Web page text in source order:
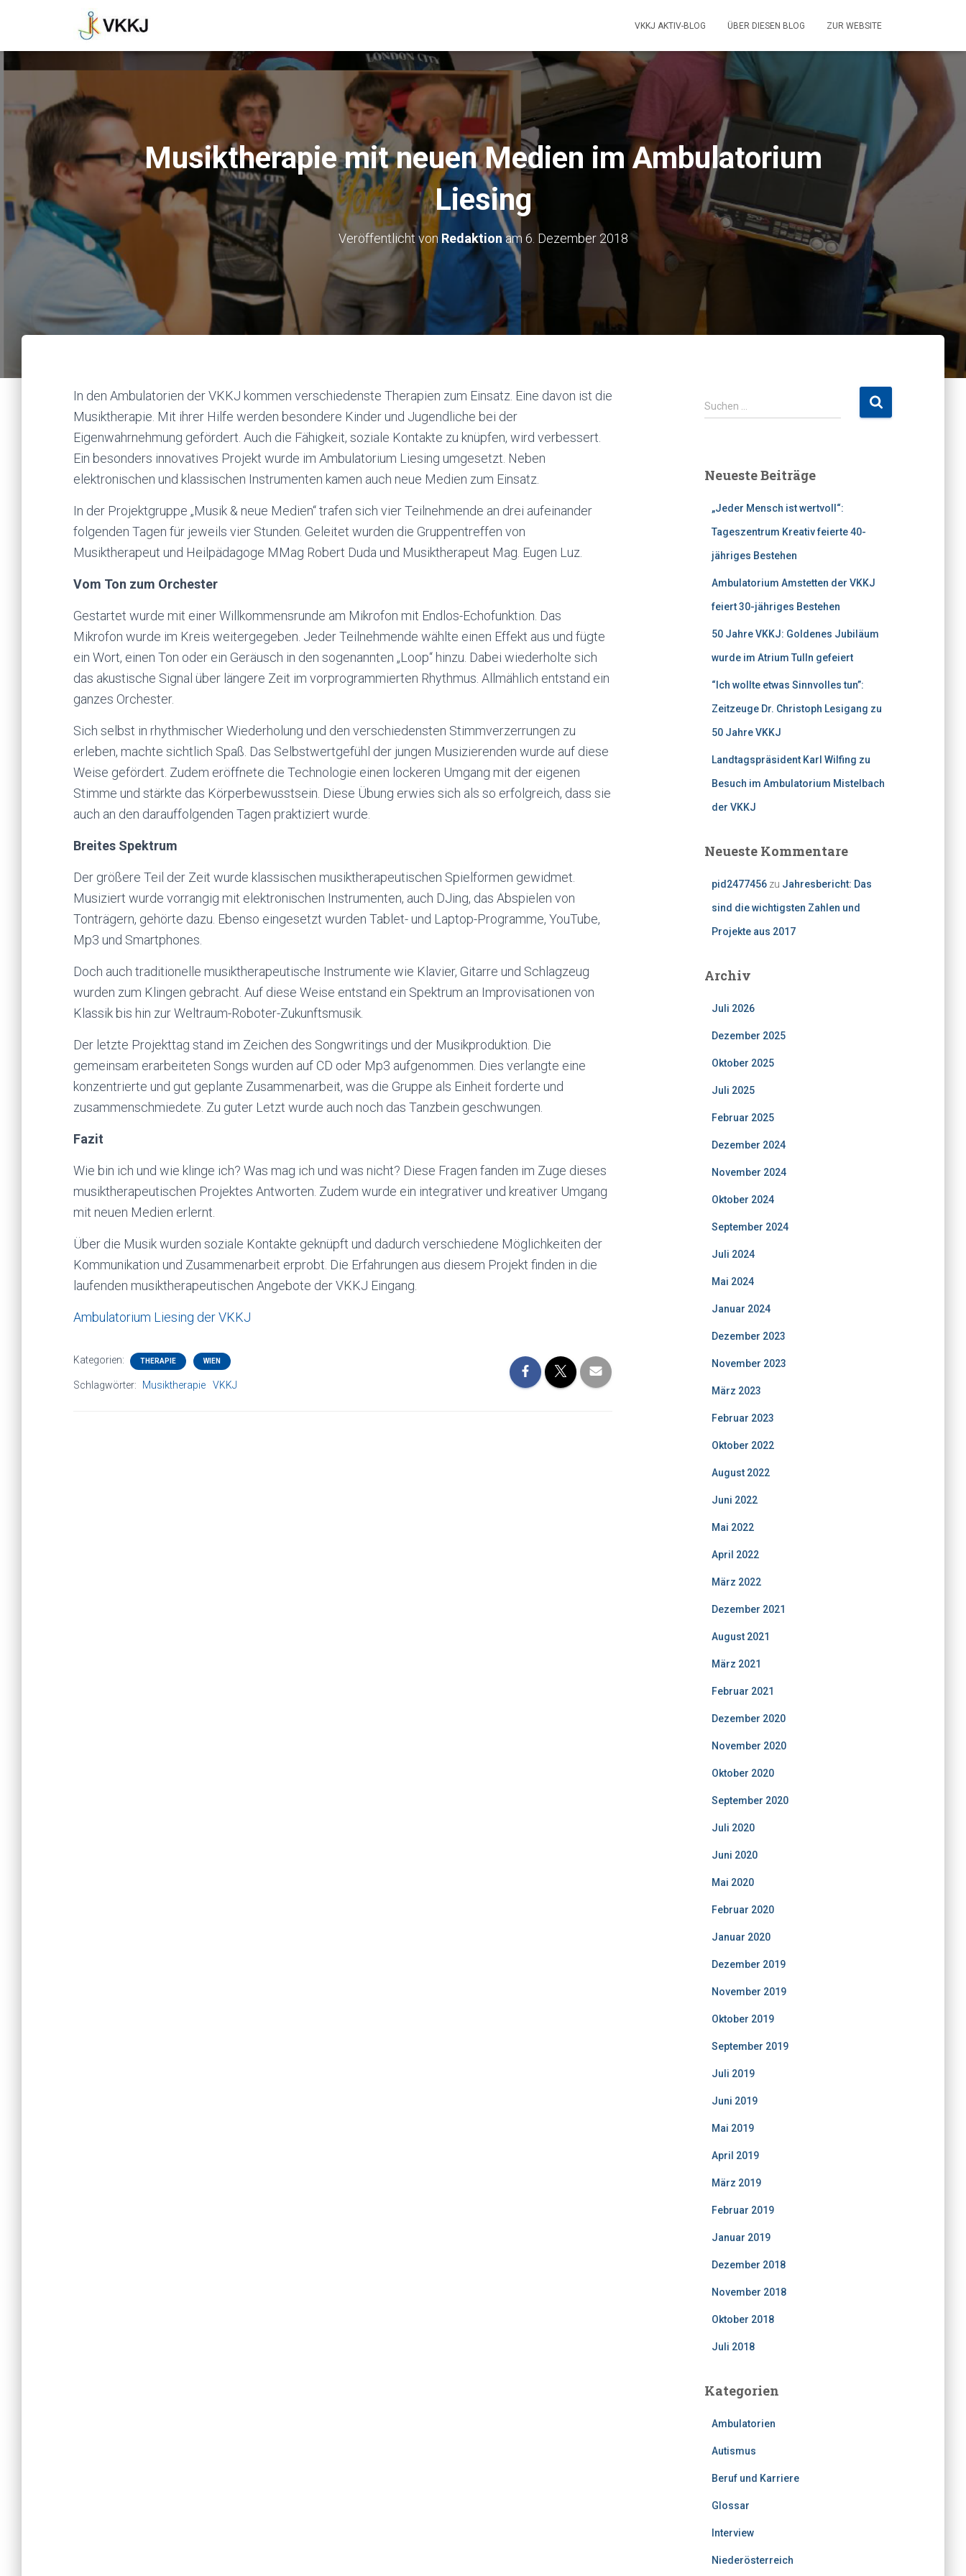
VKKJ AKTIV-BLOG ÜBER DIESEN BLOG ZUR WEBSITE
Musiktherapie mit neuen Medien im Ambulatorium
Liesing
Veröffentlicht vonRedaktionam 6. Dezember 2018
In den Ambulatorien der VKKJ kommen verschiedenste Therapien zum Einsatz. Eine davon ist die
Musiktherapie. Mit ihrer Hilfe werden besondere Kinder und Jugendliche bei der
Eigenwahrnehmung gefördert. Auch die Fähigkeit, soziale Kontakte zu knüpfen, wird verbessert.
Ein besonders innovatives Projekt wurde im Ambulatorium Liesing umgesetzt. Neben
elektronischen und klassischen Instrumenten kamen auch neue Medien zum Einsatz.
In der Projektgruppe „Musik & neue Medien“ trafen sich vier Teilnehmende an drei aufeinander
folgenden Tagen für jeweils vier Stunden. Geleitet wurden die Gruppentreffen von
Musiktherapeut und Heilpädagoge MMag Robert Duda und Musiktherapeut Mag. Eugen Luz.
Vom Ton zum Orchester
Gestartet wurde mit einer Willkommensrunde am Mikrofon mit Endlos-Echofunktion. Das
Mikrofon wurde im Kreis weitergegeben. Jeder Teilnehmende wählte einen Effekt aus und fügte
ein Wort, einen Ton oder ein Geräusch in den sogenannten „Loop“ hinzu. Dabei wiederholte sich
das akustische Signal über längere Zeit im vorprogrammierten Rhythmus. Allmählich entstand ein
ganzes Orchester.
Sich selbst in rhythmischer Wiederholung und den verschiedensten Stimmverzerrungen zu
erleben, machte sichtlich Spaß. Das Selbstwertgefühl der jungen Musizierenden wurde auf diese
Weise gefördert. Zudem eröffnete die Technologie einen lockeren Umgang mit der eigenen
Stimme und stärkte das Körperbewusstsein. Diese Übung erwies sich als so erfolgreich, dass sie
auch an den darauffolgenden Tagen praktiziert wurde.
Breites Spektrum
Der größere Teil der Zeit wurde klassischen musiktherapeutischen Spielformen gewidmet.
Musiziert wurde vorrangig mit elektronischen Instrumenten, auch DJing, das Abspielen von
Tonträgern, gehörte dazu. Ebenso eingesetzt wurden Tablet- und Laptop-Programme, YouTube,
Mp3 und Smartphones.
Doch auch traditionelle musiktherapeutische Instrumente wie Klavier, Gitarre und Schlagzeug
wurden zum Klingen gebracht. Auf diese Weise entstand ein Spektrum an Improvisationen von
Klassik bis hin zur Weltraum-Roboter-Zukunftsmusik.
Der letzte Projekttag stand im Zeichen des Songwritings und der Musikproduktion. Die
gemeinsam erarbeiteten Songs wurden auf CD oder Mp3 aufgenommen. Dies verlangte eine
konzentrierte und gut geplante Zusammenarbeit, was die Gruppe als Einheit forderte und
zusammenschmiedete. Zu guter Letzt wurde auch noch das Tanzbein geschwungen.
Fazit
Wie bin ich und wie klinge ich? Was mag ich und was nicht? Diese Fragen fanden im Zuge dieses
musiktherapeutischen Projektes Antworten. Zudem wurde ein integrativer und kreativer Umgang
mit neuen Medien erlernt.
Über die Musik wurden soziale Kontakte geknüpft und dadurch verschiedene Möglichkeiten der
Kommunikation und Zusammenarbeit erprobt. Die Erfahrungen aus diesem Projekt finden in die
laufenden musiktherapeutischen Angebote der VKKJ Eingang.
Ambulatorium Liesing der VKKJ
Kategorien: THERAPIE WIEN
Schlagwörter: Musiktherapie VKKJ
S
u
n
Suchen …
Neueste Beiträge
„Jeder Mensch ist wertvoll“:
Tageszentrum Kreativ feierte 40-
jähriges Bestehen
Ambulatorium Amstetten der VKKJ
feiert 30-jähriges Bestehen
50 Jahre VKKJ: Goldenes Jubiläum
wurde im Atrium Tulln gefeiert
“Ich wollte etwas Sinnvolles tun”:
Zeitzeuge Dr. Christoph Lesigang zu
50 Jahre VKKJ
Landtagspräsident Karl Wilfing zu
Besuch im Ambulatorium Mistelbach
der VKKJ
Neueste Kommentare
pid2477456zu Jahresbericht: Das
sind die wichtigsten Zahlen und
Projekte aus 2017
Archiv
Juli 2026
Dezember 2025
Oktober 2025
Juli 2025
Februar 2025
Dezember 2024
November 2024
Oktober 2024
September 2024
Juli 2024
Mai 2024
Januar 2024
Dezember 2023
November 2023
März 2023
Februar 2023
Oktober 2022
August 2022
Juni 2022
Mai 2022
April 2022
März 2022
Dezember 2021
August 2021
März 2021
Februar 2021
Dezember 2020
November 2020
Oktober 2020
September 2020
Juli 2020
Juni 2020
Mai 2020
Februar 2020
Januar 2020
Dezember 2019
November 2019
Oktober 2019
September 2019
Juli 2019
Juni 2019
Mai 2019
April 2019
März 2019
Februar 2019
Januar 2019
Dezember 2018
November 2018
Oktober 2018
Juli 2018
Kategorien
Ambulatorien
Autismus
Beruf und Karriere
Glossar
Interview
Niederösterreich